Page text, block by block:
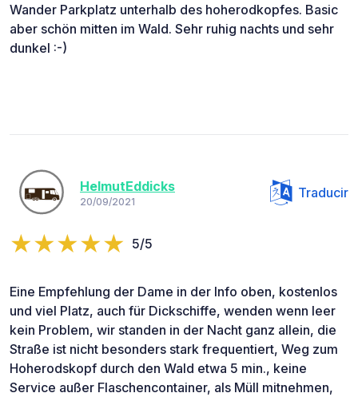
Wander Parkplatz unterhalb des hoherodkopfes. Basic
aber schön mitten im Wald. Sehr ruhig nachts und sehr
dunkel :-)
HelmutEddicks
20/09/2021
Traducir
5/5
Eine Empfehlung der Dame in der Info oben, kostenlos
und viel Platz, auch für Dickschiffe, wenden wenn leer
kein Problem, wir standen in der Nacht ganz allein, die
Straße ist nicht besonders stark frequentiert, Weg zum
Hoherodskopf durch den Wald etwa 5 min., keine
Service außer Flaschencontainer, als Müll mitnehmen,